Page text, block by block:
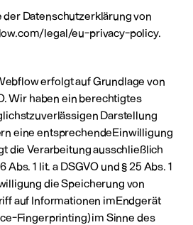
der Datenschutzerklärung von
legal/eu-privacy-policy.
erfolgt auf Grundlage von
Wir haben ein berechtigtes
Darstellung
eine entsprechendeEinwilligung
die Verarbeitung ausschließlich
1 lit. a DSGVO und § 25 Abs. 1
die Speicherung von
auf Informationen imEndgerät
Fingerprinting) im Sinne des